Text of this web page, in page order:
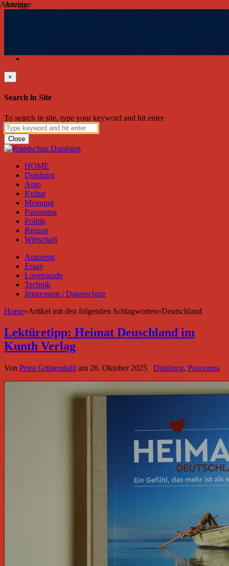
×
Search in Site
To search in site, type your keyword and hit enter
Close
HOME
Duisburg
Auto
Kultur
Meinung
Panorama
Politik
Region
Wirtschaft
Autotests
Essay
Loveparade
Technik
Impressum / Datenschutz
Home»Artikel mit den folgenden Schlagworten»Deutschland
Lektüretipp: Heimat Deuschland im
Kunth Verlag
Von Petra Grünendahl am 26. Oktober 2025 Duisburg, Panorama
Anzeige
Anzeige